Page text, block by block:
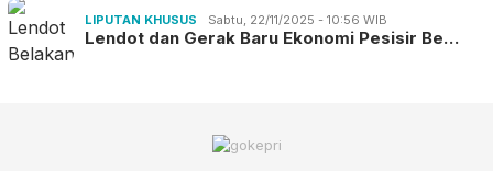
LIPUTAN KHUSUS Sabtu, 22/11/2025 - 10:56 WIB
Lendot dan Gerak Baru Ekonomi Pesisir Be…